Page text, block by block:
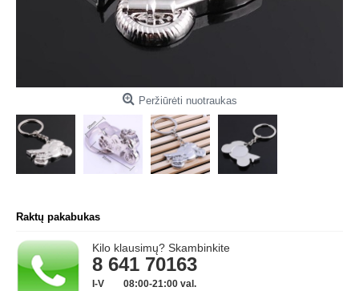
Peržiūrėti nuotraukas
Raktų pakabukas
Kilo klausimų? Skambinkite
8 641 70163
I-V 08:00-21:00 val.